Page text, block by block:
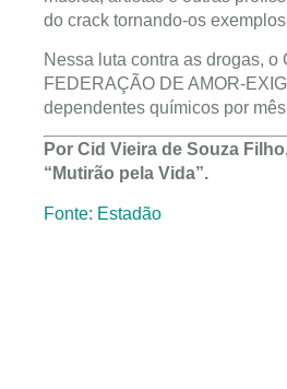
do crack tornando-os
Nessa luta contra as drogas,
FEDERAÇÃO DE AMOR-
dependentes químicos por
Por Cid Vieira de Souza
“Mutirão pela Vida”.
Fonte: Estadão